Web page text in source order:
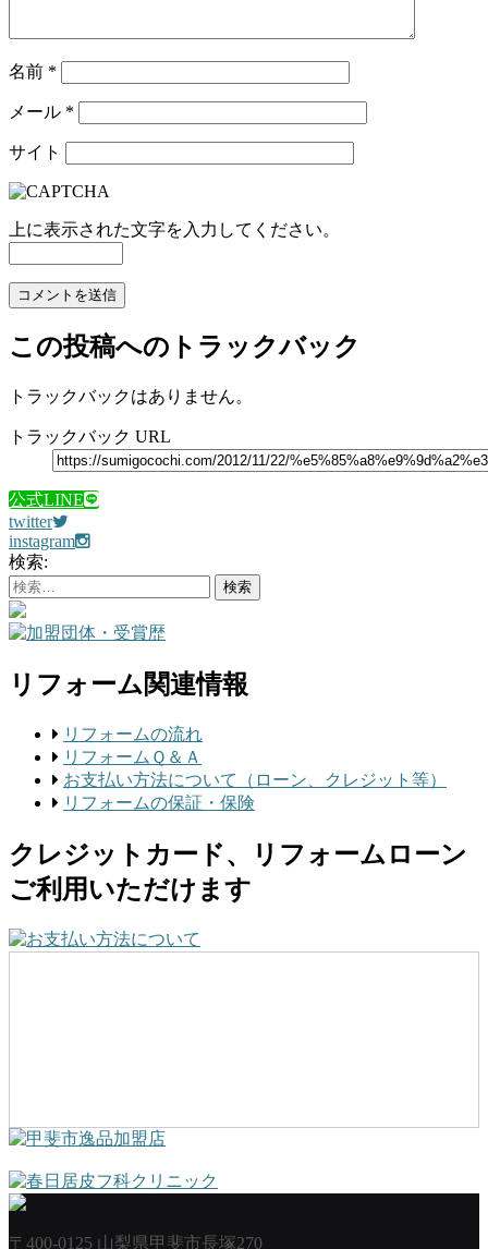
名前 *
メール *
サイト
上に表示された文字を入力してください。
この投稿へのトラックバック
トラックバックはありません。
トラックバック URL
公式LINE
twitter
instagram
検索:
リフォーム関連情報
リフォームの流れ
リフォームＱ＆Ａ
お支払い方法について（ローン、クレジット等）
リフォームの保証・保険
クレジットカード、リフォームローン
ご利用いただけます
〒400-0125 山梨県甲斐市長塚270